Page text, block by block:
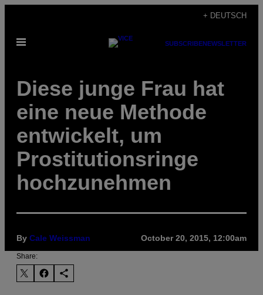
content
+ DEUTSCH
Open
SUBSCRIBENEWSLETTER
Diese junge Frau hat
eine neue Methode
entwickelt, um
Prostitutionsringe
hochzunehmen
By Cale Weissman October 20, 2015, 12:00am
Share: